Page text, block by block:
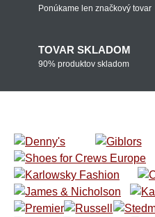
Ponúkame len značkový tovar
TOVAR SKLADOM
90% produktov skladom